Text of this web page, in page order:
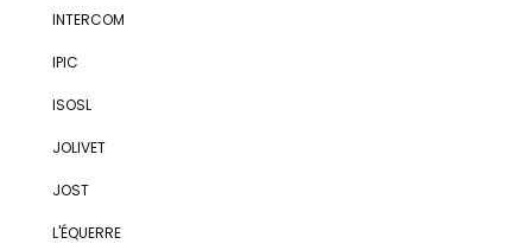
INTERCOM
IPIC
ISOSL
JOLIVET
JOST
L'ÉQUERRE